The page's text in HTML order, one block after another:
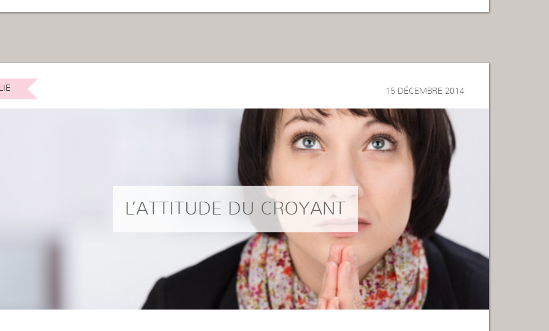
15 DÉCEMBRE 2014
L’ATTITUDE DU CROYANT